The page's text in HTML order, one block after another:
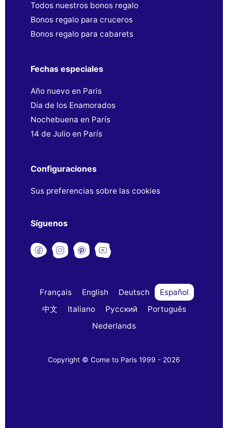
Todos nuestros bonos regalo
Bonos regalo para cruceros
Bonos regalo para cabarets
Fechas especiales
Año nuevo en Paris
Dia de los Enamorados
Nochebuena en París
14 de Julio en París
Configuraciones
Sus preferencias sobre las cookies
Síguenos
Français English Deutsch
Español
中文
Italiano Русский
Português
Nederlands
Copyright © Come to Paris 1999 - 2026